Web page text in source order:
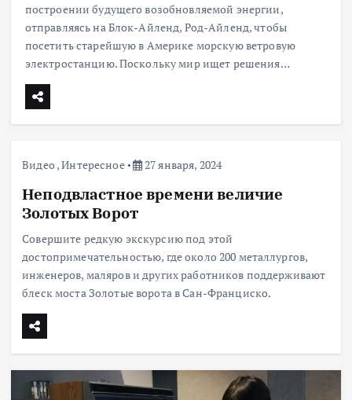
построении будущего возобновляемой энергии,
отправляясь на Блок-Айленд, Род-Айленд, чтобы
посетить старейшую в Америке морскую ветровую
электростанцию. Поскольку мир ищет решения…
Видео ,Интересное 27 января, 2024
Неподвластное времени величие
Золотых Ворот
Совершите редкую экскурсию под этой
достопримечательностью, где около 200 металлургов,
инженеров, маляров и других работников поддерживают
блеск моста Золотые ворота в Сан-Франциско.